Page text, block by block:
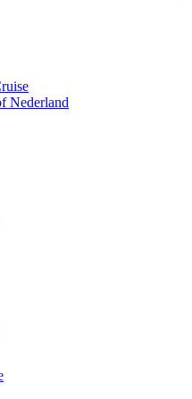
Nederland